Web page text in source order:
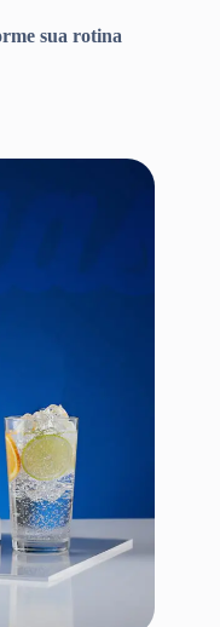
sua rotina